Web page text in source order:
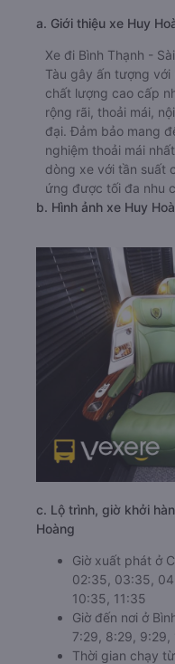
a. Giới thiệu xe Huy
Xe đi Bình Thạnh -
Tàu gây ấn tượng
chất lượng cao cấp
rộng rãi, thoải mái,
đại. Đảm bảo mang
nghiệm thoải mái
dòng xe với tần suất
ứng được tối đa nhu
b. Hình ảnh xe Huy
c. Lộ trình, giờ khởi
Hoàng
Giờ xuất phát ở
02:35, 03:35,
10:35, 11:35
Giờ đến nơi ở
7:29, 8:29, 9:29,
Thời gian chạy